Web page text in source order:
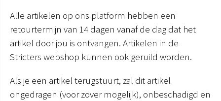
Alle artikelen op ons platform hebben een
retourtermijn van 14 dagen vanaf de dag dat het
artikel door jou is ontvangen. Artikelen in de
Stricters webshop kunnen ook geruild worden.
Als je een artikel terugstuurt, zal dit artikel
ongedragen (voor zover mogelijk), onbeschadigd en